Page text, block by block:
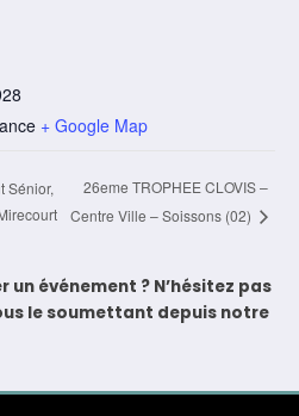
+ Google Map
Sénior,
26eme TROPHEE CLOVIS –
Centre Ville – Soissons (02)
événement ? N’hésitez pas
le soumettant depuis notre